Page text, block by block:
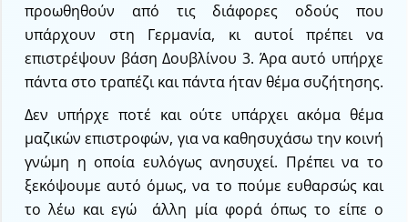
προωθηθούν από τις διάφορες οδούς που
υπάρχουν στη Γερμανία, κι αυτοί πρέπει να
επιστρέψουν βάση Δουβλίνου 3. Άρα αυτό υπήρχε
πάντα στο τραπέζι και πάντα ήταν θέμα συζήτησης.
Δεν υπήρχε ποτέ και ούτε υπάρχει ακόμα θέμα
μαζικών επιστροφών, για να καθησυχάσω την κοινή
γνώμη η οποία ευλόγως ανησυχεί. Πρέπει να το
ξεκόψουμε αυτό όμως, να το πούμε ευθαρσώς και
το λέω και εγώ άλλη μία φορά όπως το είπε ο